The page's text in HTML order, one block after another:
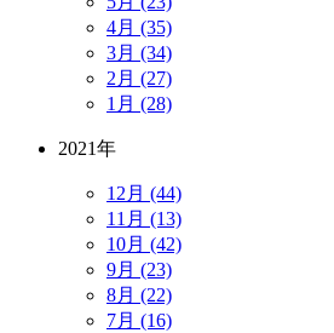
4月 (35)
3月 (34)
2月 (27)
1月 (28)
2021年
12月 (44)
11月 (13)
10月 (42)
9月 (23)
8月 (22)
7月 (16)